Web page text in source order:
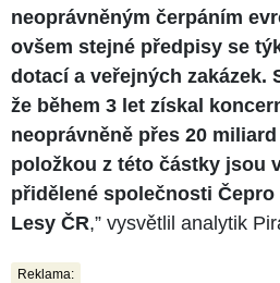
neoprávněným čerpáním
ovšem stejné předpisy se
dotací a veřejných zakázek.
že během 3 let získal
neoprávněně přes 20
položkou z této částky jsou
přidělené společnosti
Lesy ČR,” vysvětlil analytik
Reklama: